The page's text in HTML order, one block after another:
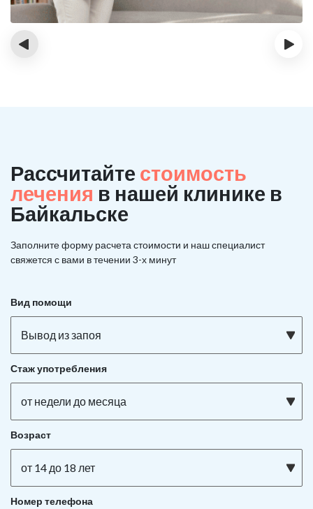
‹ ›
Рассчитайте стоимость
лечения в нашей клинике в
Байкальске
Заполните форму расчета стоимости и нашспециалист
свяжется с вами в течении 3-х минут
Вид помощи
Вывод из запоя
Стаж употребления
от недели до месяца
Возраст
от 14 до 18 лет
Номер телефона